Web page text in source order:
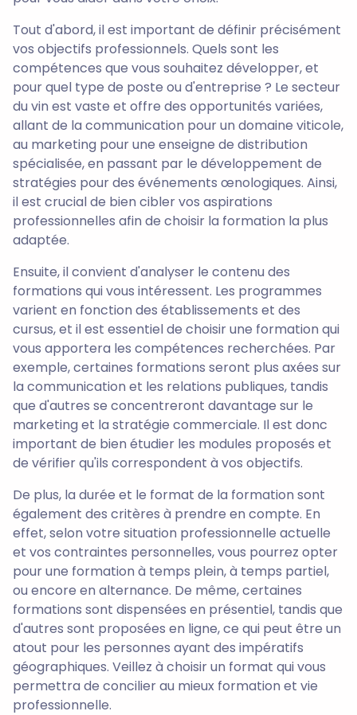
Tout d'abord, il est important de définir précisément
vos objectifs professionnels. Quels sont les
compétences que vous souhaitez développer, et
pour quel type de poste ou d'entreprise ? Le secteur
du vin est vaste et offre des opportunités variées,
allant de la communication pour un domaine viticole,
au marketing pour une enseigne de distribution
spécialisée, en passant par le développement de
stratégies pour des événements œnologiques. Ainsi,
il est crucial de bien cibler vos aspirations
professionnelles afin de choisir la formation la plus
adaptée.
Ensuite, il convient d'analyser le contenu des
formations qui vous intéressent. Les programmes
varient en fonction des établissements et des
cursus, et il est essentiel de choisir une formation qui
vous apportera les compétences recherchées. Par
exemple, certaines formations seront plus axées sur
la communication et les relations publiques, tandis
que d'autres se concentreront davantage sur le
marketing et la stratégie commerciale. Il est donc
important de bien étudier les modules proposés et
de vérifier qu'ils correspondent à vos objectifs.
De plus, la durée et le format de la formation sont
également des critères à prendre en compte. En
effet, selon votre situation professionnelle actuelle
et vos contraintes personnelles, vous pourrez opter
pour une formation à temps plein, à temps partiel,
ou encore en alternance. De même, certaines
formations sont dispensées en présentiel, tandis que
d'autres sont proposées en ligne, ce qui peut être un
atout pour les personnes ayant des impératifs
géographiques. Veillez à choisir un format qui vous
permettra de concilier au mieux formation et vie
professionnelle.